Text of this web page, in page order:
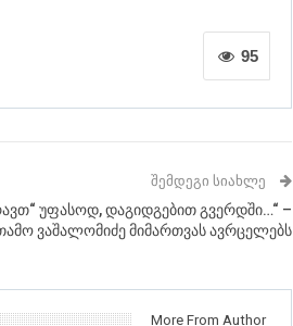
95
ᲨᲔᲛᲓᲔᲒᲘ ᲡᲘᲐᲮᲚᲔ
უფასოდ, დაგიდგებით გვერდში…“ –
ვაშალომიძე მიმართვას ავრცელებს
More From Author